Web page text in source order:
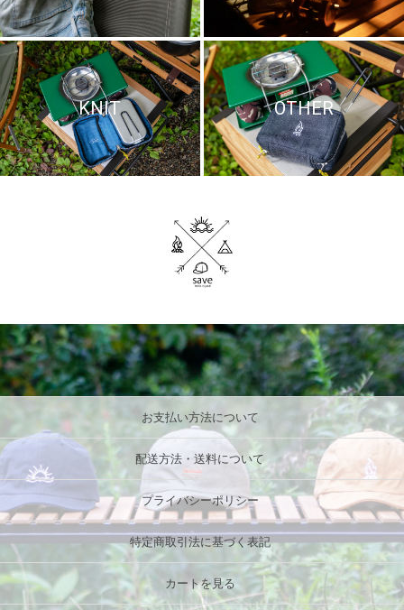
KNIT OTHER
お支払い方法について
配送方法・送料について
プライバシーポリシー
特定商取引法に基づく表記
カートを見る